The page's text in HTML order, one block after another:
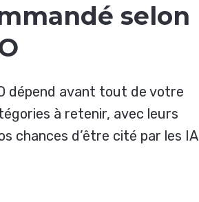
selon
dépend avant tout de votre
à retenir, avec leurs
chances d’être cité par les IA